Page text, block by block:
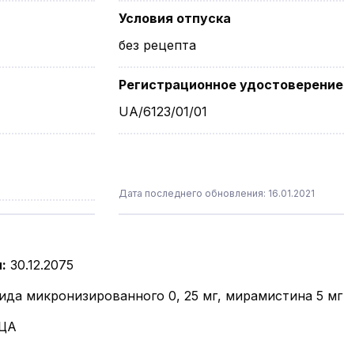
Условия отпуска
без рецепта
Регистрационное удостоверение
UA/6123/01/01
Дата последнего обновления: 16.01.2021
: 30.12.2075
микронизированного 0, 25 мг, мирамистина 5 мг